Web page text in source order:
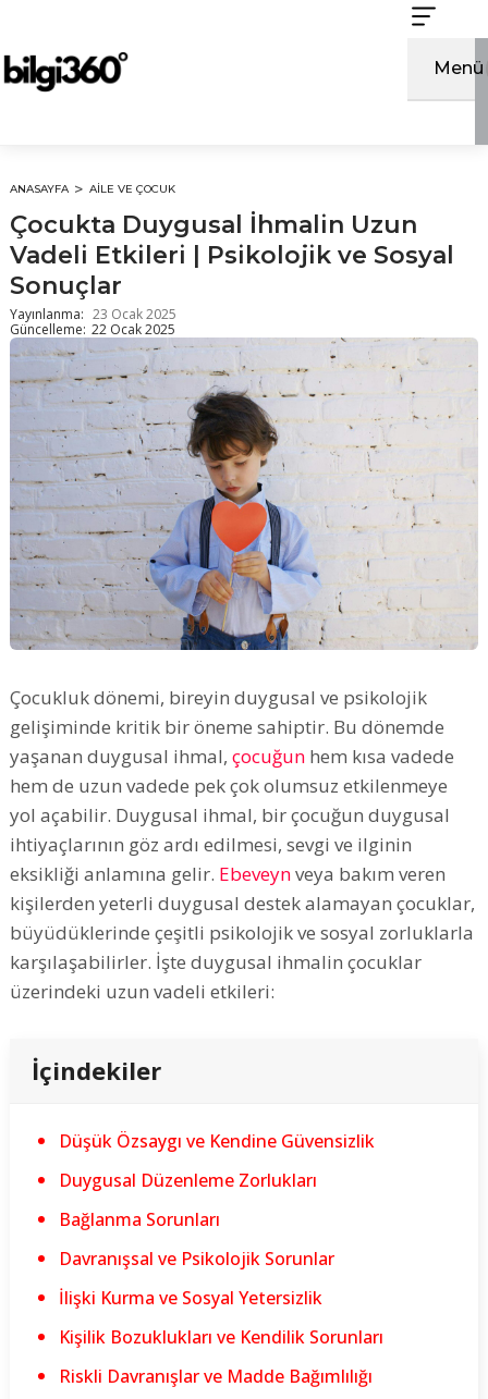
Menü
ANASAYFA AILE VE ÇOCUK
Çocukta Duygusal İhmalin Uzun
Vadeli Etkileri | Psikolojik ve Sosyal
Sonuçlar
Yayınlanma: 23 Ocak 2025
Güncelleme: 22 Ocak 2025
Çocukluk dönemi, bireyin duygusal ve psikolojik
gelişiminde kritik bir öneme sahiptir. Bu dönemde
yaşanan duygusal ihmal,çocuğun hem kısa vadede
hem de uzun vadede pek çok olumsuz etkilenmeye
yol açabilir. Duygusal ihmal, bir çocuğun duygusal
ihtiyaçlarının göz ardı edilmesi, sevgi ve ilginin
eksikliği anlamına gelir. Ebeveynveya bakım veren
kişilerden yeterli duygusal destek alamayan çocuklar,
büyüdüklerinde çeşitli psikolojik ve sosyal zorluklarla
karşılaşabilirler. İşte duygusal ihmalin çocuklar
üzerindeki uzun vadeli etkileri:
İçindekiler
Düşük Özsaygı ve Kendine Güvensizlik
Duygusal Düzenleme Zorlukları
Bağlanma Sorunları
Davranışsal ve Psikolojik Sorunlar
İlişki Kurma ve Sosyal Yetersizlik
Kişilik Bozuklukları ve Kendilik Sorunları
Riskli Davranışlar ve Madde Bağımlılığı